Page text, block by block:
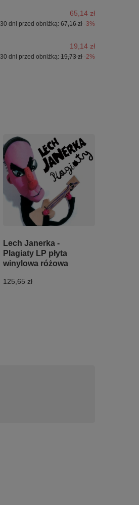
65,14 zł
dni przed obniżką: 67,16 zł -3%
19,14 zł
dni przed obniżką: 19,73 zł -2%
Lech Janerka -
Plagiaty LP płyta
winylowa różowa
125,65 zł